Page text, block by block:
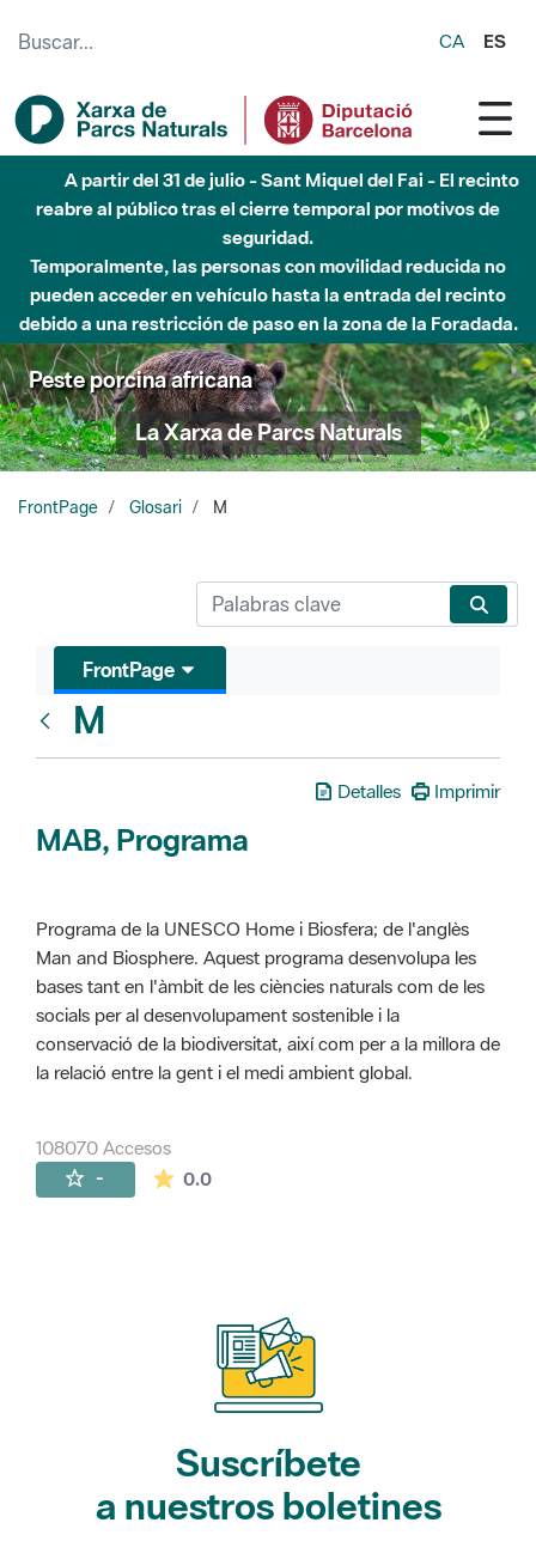
CA ES
A partir del 31 de julio - Sant Miquel del Fai - El recinto
reabre al público tras el cierre temporal por motivos de
seguridad.
Temporalmente, las personas con movilidad reducida no
pueden acceder en vehículo hasta la entrada del recinto
debido a una restricción de paso en la zona de la Foradada.
Peste porcina africana
La Xarxa de Parcs Naturals
FrontPage Glosari M
FrontPage
M
Detalles Imprimir
MAB, Programa
Programa de la UNESCO Home i Biosfera; de l'anglès
Man and Biosphere. Aquest programa desenvolupa les
bases tant en l'àmbit de les ciències naturals com de les
socials per al desenvolupament sostenible i la
conservació de la biodiversitat, així com per a la millora de
la relació entre la gent i el medi ambient global.
108070 Accesos
- 0.0La valoración media es de 0 estrellas de
Suscríbete
a nuestros boletines